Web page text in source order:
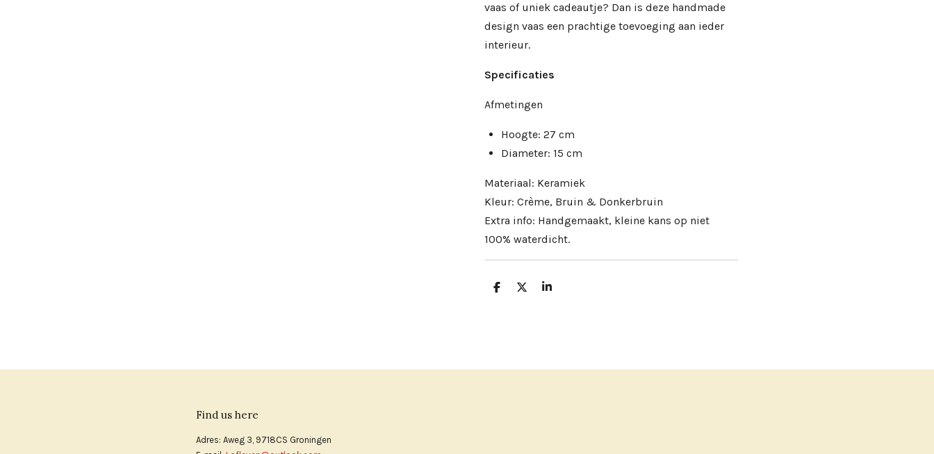
vaas of uniek cadeautje? Dan is deze handmade
design vaas een prachtige toevoeging aan ieder
interieur.
Specificaties
Afmetingen
Hoogte: 27 cm
Diameter: 15 cm
Materiaal: Keramiek
Kleur: Crème, Bruin & Donkerbruin
Extra info: Handgemaakt, kleine kans op niet
100% waterdicht.
D
D
S
Find us here
Adres: Aweg 3, 9718CS Groningen